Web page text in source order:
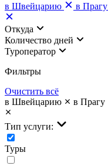
в Швейцарию
в Прагу
Откуда
Количество дней
Туроператор
Фильтры
Очистить всё
в Швейцарию
в Прагу
Тип услуги:
Туры